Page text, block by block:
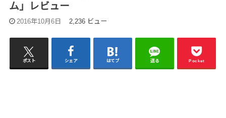
ム」レビュー
2016年10月6日 2,236 ビュー
ポスト シェア はてブ 送る Pocket